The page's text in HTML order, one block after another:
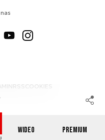
Wideo Premium
RSS COOKIES